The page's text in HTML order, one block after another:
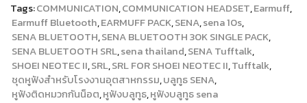
Tags:COMMUNICATION,COMMUNICATION HEADSET,Earmuff,
Earmuff Bluetooth,EARMUFF PACK,SENA,sena 10s,
SENA BLUETOOTH,SENA BLUETOOTH 30K SINGLE PACK,
SENA BLUETOOTH SRL,sena thailand,SENA Tufftalk,
SHOEI NEOTEC II,SRL,SRL FOR SHOEI NEOTEC II,Tufftalk,
ชุดหูฟังสำหรับโรงงานอุตสาหกรรม,บลูทูธ SENA,
หูฟังติดหมวกกันน็อต,หูฟังบลูทูธ,หูฟังบลูทูธ sena